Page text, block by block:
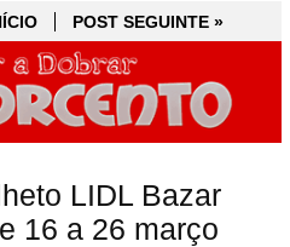
POST SEGUINTE »
LIDL Bazar
16 a 26 março
POST SEGUINTE »